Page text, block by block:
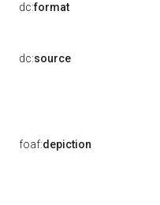
dc:format
dc:source
foaf:depiction